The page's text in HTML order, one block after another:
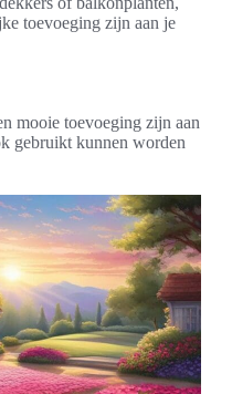
toevoeging zijn aan je
mooie toevoeging zijn aan
gebruikt kunnen worden